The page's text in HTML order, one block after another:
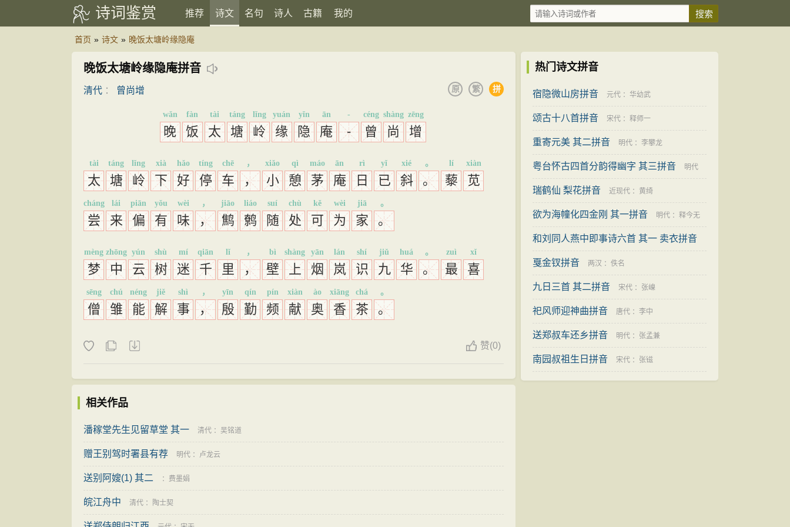
诗词鉴赏 推荐 诗文 名句 诗人 古籍 我的
首页 » 诗文 » 晚饭太塘岭缘隐庵
晚饭太塘岭缘隐庵拼音
清代 ： 曾尚增 拼
繁
原
晚
wǎn
饭
fàn
太
tài
塘
táng
岭
lǐng
缘
yuán
隐
yǐn
庵
ān
-
-
曾
céng
尚
shàng
增
zēng
太
tài
塘
táng
岭
lǐng
下
xià
好
hǎo
停
tíng
车
chē
，
，
小
xiǎo
憩
qì
茅
máo
庵
ān
日
rì
已
yǐ
斜
xié
。
。
藜
lí
苋
xiàn
尝
cháng
来
lái
偏
piān
有
yǒu
味
wèi
，
，
鹪
jiāo
鹩
liáo
随
suí
处
chù
可
kě
为
wèi
家
jiā
。
。
梦
mèng
中
zhōng
云
yún
树
shù
迷
mí
千
qiān
里
lǐ
，
，
壁
bì
上
shàng
烟
yān
岚
lán
识
shí
九
jiǔ
华
huá
。
。
最
zuì
喜
xǐ
僧
sēng
雏
chú
能
néng
解
jiě
事
shì
，
，
殷
yīn
勤
qín
频
pín
献
xiàn
奥
ào
香
xiāng
茶
chá
。
。
赞(0)
相关作品
潘稼堂先生见留草堂 其一 清代 ： 吴铭道
赠王别驾时署县有荐 明代 ： 卢龙云
送别阿嫂(1) 其二 ： 费墨娟
皖江舟中 清代 ： 陶士契
热门诗文拼音
宿隐微山房拼音 元代 ： 华幼武
颂古十八首拼音 宋代 ： 释师一
重寄元美 其二拼音 明代 ： 李攀龙
粤台怀古四首分韵得幽字 其三拼音 明代
：黄佐
瑞鹤仙 梨花拼音 近现代 ： 黄绮
欲为海幢化四金刚 其一拼音 明代 ： 释今无
和刘同人燕中即事诗六首 其一 卖衣拼音
明代：凌义渠
戛金钗拼音 两汉 ： 佚名
九日三首 其二拼音 宋代 ： 张嵲
祀风师迎神曲拼音 唐代 ： 李中
送郑叔车还乡拼音 明代 ： 张孟兼
南园叔祖生日拼音 宋代 ： 张镃